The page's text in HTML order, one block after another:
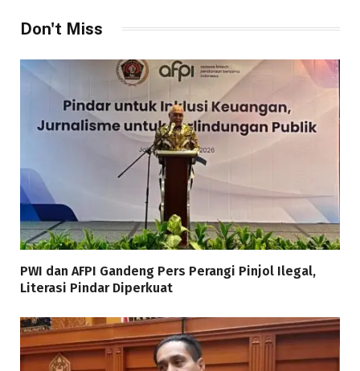
Don't Miss
PWI dan AFPI Gandeng Pers Perangi Pinjol Ilegal,
Literasi Pindar Diperkuat